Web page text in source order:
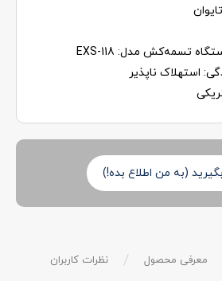
تایوان
تسمه‌کش مدل: EXS-118
استهلاک ناپذیر
(به من اطلاع بده!)
معرفی محصول / نظرات کاربران